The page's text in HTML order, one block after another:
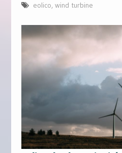
eolico, wind turbine